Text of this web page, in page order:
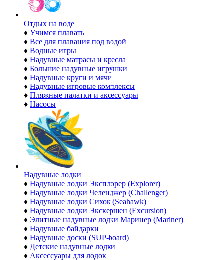
Отдых на воде
♦ Учимся плавать
♦ Все для плавания под водой
♦ Водные игры
♦ Надувные матрасы и кресла
♦ Большие надувные игрушки
♦ Надувные круги и мячи
♦ Надувные игровые комплексы
♦ Пляжные палатки и аксессуары
♦ Насосы
Надувные лодки
♦ Надувные лодки Эксплорер (Explorer)
♦ Надувные лодки Челенджер (Challenger)
♦ Надувные лодки Сихок (Seahawk)
♦ Надувные лодки Экскершен (Excursion)
♦ Элитные надувные лодки Маринер (Mariner)
♦ Надувные байдарки
♦ Надувные доски (SUP-board)
♦ Детские надувные лодки
♦ Аксессуары для лодок